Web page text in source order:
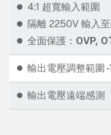
4:1 超寬輸入範圍
隔離 2250V 輸入
全面保護： OVP,
輸出電壓調整範圍 -
輸出電壓遠端感測